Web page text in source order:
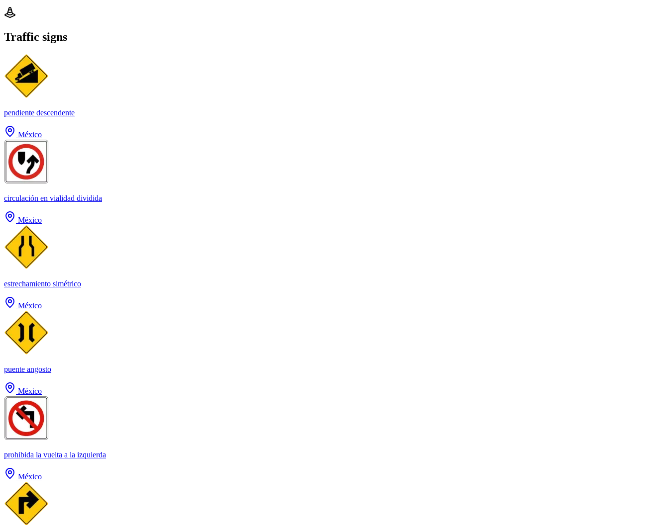
Traffic signs
pendiente descendente
México
circulación en vialidad dividida
México
estrechamiento simétrico
México
puente angosto
México
prohibida la vuelta a la izquierda
México